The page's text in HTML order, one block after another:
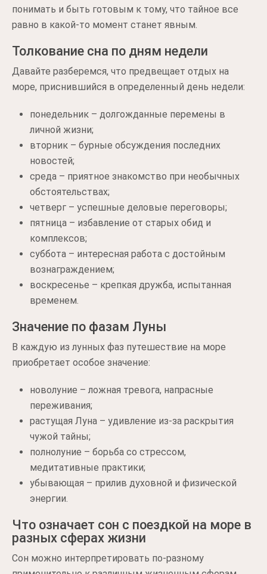
понимать и быть готовым к тому, что тайное все
равно в какой-то момент станет явным.
Толкование сна по дням недели
Давайте разберемся, что предвещает отдых на
море, приснившийся в определенный день недели:
понедельник – долгожданные перемены в
личной жизни;
вторник – бурные обсуждения последних
новостей;
среда – приятное знакомство при необычных
обстоятельствах;
четверг – успешные деловые переговоры;
пятница – избавление от старых обид и
комплексов;
суббота – интересная работа с достойным
вознаграждением;
воскресенье – крепкая дружба, испытанная
временем.
Значение по фазам Луны
В каждую из лунных фаз путешествие на море
приобретает особое значение:
новолуние – ложная тревога, напрасные
переживания;
растущая Луна – удивление из-за раскрытия
чужой тайны;
полнолуние – борьба со стрессом,
медитативные практики;
убывающая – прилив духовной и физической
энергии.
Что означает сон с поездкой на море в
разных сферах жизни
Сон можно интерпретировать по-разному